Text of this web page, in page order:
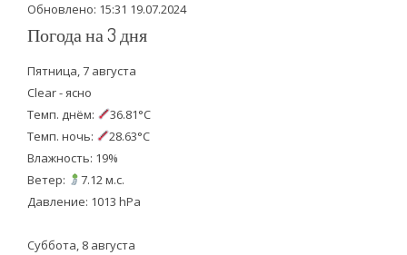
Обновлено: 15:31 19.07.2024
Погода на 3 дня
Пятница, 7 августа
Clear - ясно
Темп. днём:
36.81°C
Темп. ночь:
28.63°C
Влажность: 19%
Ветер:
7.12 м.с.
Давление: 1013 hPa
Суббота, 8 августа